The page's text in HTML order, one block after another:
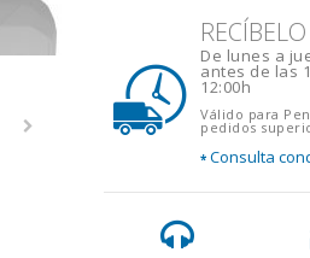
RECÍBELO
De lunes a
antes de las
12:00h
Válido para
pedidos
* Consulta